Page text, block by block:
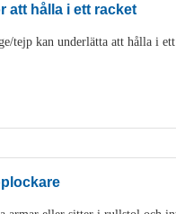
att hålla i ett racket
tejp kan underlätta att hålla i